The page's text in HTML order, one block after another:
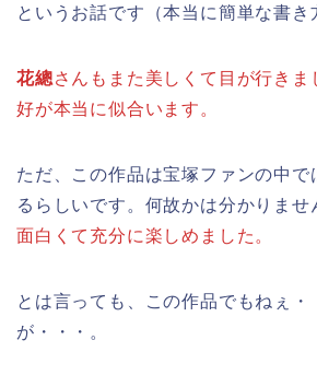
というお話です（本当に簡単な書き
花總さんもまた美しくて目が行きま
好が本当に似合います。
ただ、この作品は宝塚ファンの中で
るらしいです。何故かは分かりませ
面白くて充分に楽しめました。
とは言っても、この作品でもねぇ・
が・・・。